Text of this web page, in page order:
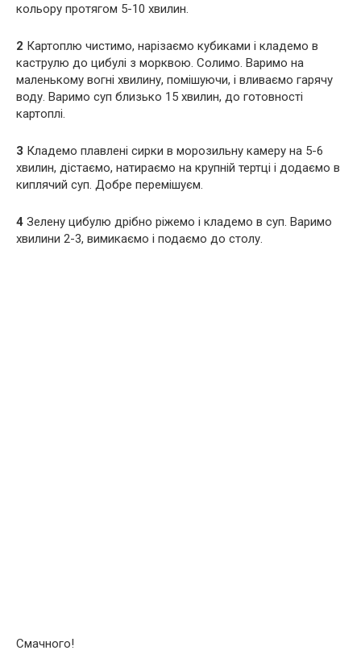
кольору протягом 5-10 хвилин.
2 Картоплю чистимо, нарізаємо кубиками і кладемо в
каструлю до цибулі з морквою. Солимо. Варимо на
маленькому вогні хвилину, помішуючи, і вливаємо гарячу
воду. Варимо суп близько 15 хвилин, до готовності
картоплі.
3 Кладемо плавлені сирки в морозильну камеру на 5-6
хвилин, дістаємо, натираємо на крупній тертці і додаємо в
киплячий суп. Добре перемішуєм.
4 Зелену цибулю дрібно ріжемо і кладемо в суп. Варимо
хвилини 2-3, вимикаємо і подаємо до столу.
Смачного!